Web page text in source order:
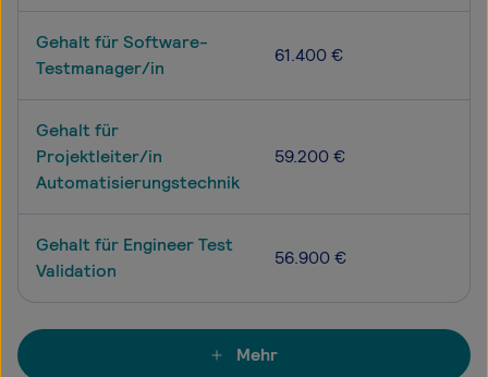
Gehalt für Software-
Testmanager/in
61.400 €
Gehalt für
Projektleiter/in
Automatisierungstechnik
59.200 €
Gehalt für Engineer Test
Validation
56.900 €
Mehr